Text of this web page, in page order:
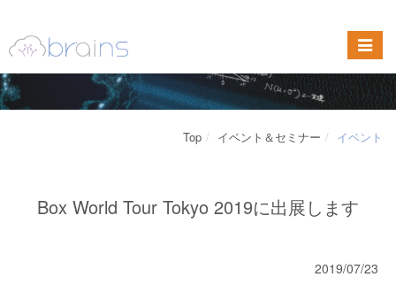
Top イベント＆セミナー イベント
Box World Tour Tokyo 2019に出展します
2019/07/23